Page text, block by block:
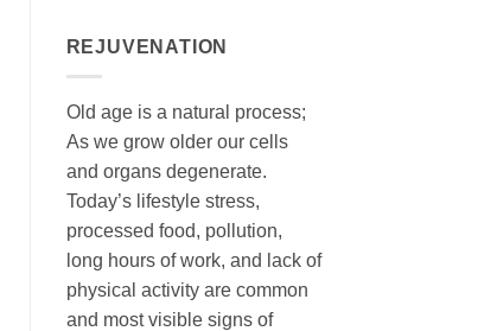
REJUVENATION
Old age is a natural process;
As we grow older our cells
and organs degenerate.
Today’s lifestyle stress,
processed food, pollution,
long hours of work, and lack of
physical activity are common
and most visible signs of